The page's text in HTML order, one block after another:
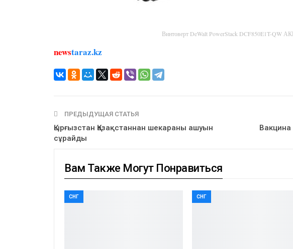
Винтоверт DeWalt PowerStack DCF850E1T-QW
newstaraz.kz
ПРЕДЫДУЩАЯ СТАТЬЯ
Қырғызстан Қазақстаннан шекараны ашуын
сұрайды
Вакцина
Вам Также Могут Понравиться
СНГ СНГ